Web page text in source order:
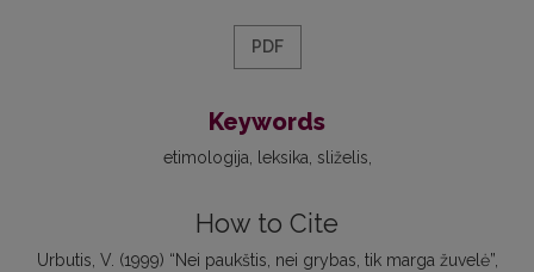
PDF
Keywords
etimologija leksika sliželis
How to Cite
Urbutis, V. (1999) “Nei paukštis, nei grybas, tik marga žuvelė”,